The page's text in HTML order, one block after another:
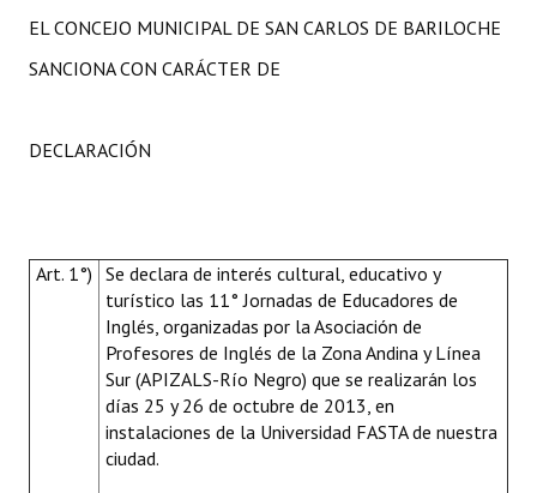
EL CONCEJO MUNICIPAL DE SAN CARLOS DE BARILOCHE
SANCIONA CON CARÁCTER DE
DECLARACIÓN
Art. 1°) Se declara de interés cultural, educativo y
turístico las 11° Jornadas de Educadores de
Inglés, organizadas por la Asociación de
Profesores de Inglés de la Zona Andina y Línea
Sur (APIZALS-Río Negro) que se realizarán los
días 25 y 26 de octubre de 2013, en
instalaciones de la Universidad FASTA de nuestra
ciudad.